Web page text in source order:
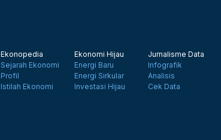
Ekonopedia
Sejarah Ekonomi
Profil
Istilah Ekonomi
Ekonomi Hijau
Energi Baru
Energi Sirkular
Investasi Hijau
Jurnalisme Data
Infografik
Analisis
Cek Data